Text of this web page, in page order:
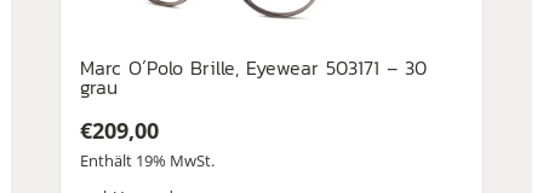
Marc O´Polo Brille, Eyewear 503171 – 30
grau
€209,00
Enthält 19% MwSt.